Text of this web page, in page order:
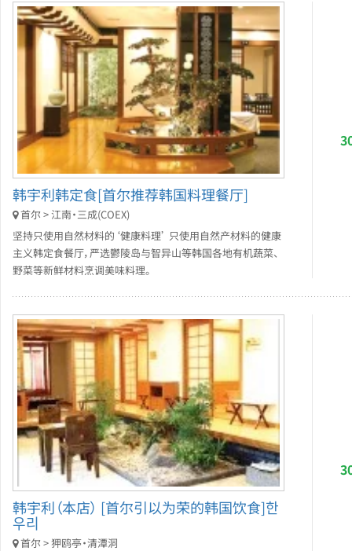
韩宇利韩定食[首尔推荐韩国料理餐厅]
首尔 > 江南・三成(COEX)
坚持只使用自然材料的‘健康料理’ 只使用自然产材料的健康
主义韩定食餐厅，严选鬱陵岛与智异山等韩国各地有机蔬菜、
野菜等新鲜材料烹调美味料理。
韩宇利（本店） [首尔引以为荣的韩国饮食]한
우리
首尔 > 狎鸥亭・清潭洞